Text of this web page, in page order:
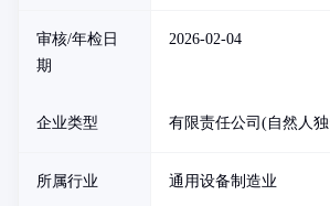
审核/年检日
期
2026-02-04
企业类型 有限责任公司(自然人
所属行业 通用设备制造业